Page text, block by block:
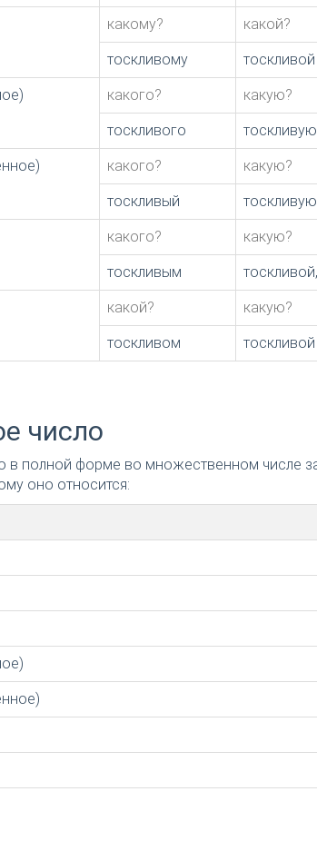
какому? какой?
тоскливому тоскливой
какого? какую?
тоскливого тоскливую
какого? какую?
тоскливый тоскливую
какого? какую?
тоскливым
какой? какую?
тоскливом тоскливой
число
в полной форме во множественном числе
оно относится: